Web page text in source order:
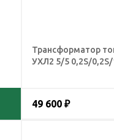
Трансформатор
УХЛ2 5/5 0,2S/
49 600 ₽